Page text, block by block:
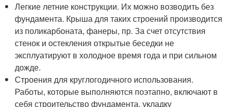
Легкие летние конструкции. Их можно возводить без
фундамента. Крыша для таких строений производится
из поликарбоната, фанеры, пр. За счет отсутствия
стенок и остекления открытые беседки не
эксплуатируют в холодное время года и при сильном
дожде.
Строения для круглогодичного использования.
Работы, которые выполняются поэтапно, включают в
себя строительство фундамента, укладку